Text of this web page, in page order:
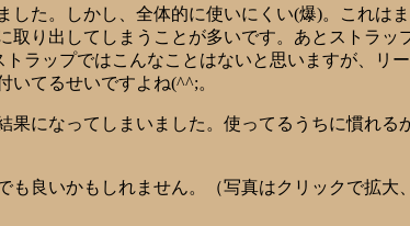
た。しかし、全体的に使いにくい(爆)。これは
り出してしまうことが多いです。あとストラッ
ラップではこんなことはないと思いますが、リ
てるせいですよね(^^;。
になってしまいました。使ってるうちに慣れ
良いかもしれません。（写真はクリックで拡大